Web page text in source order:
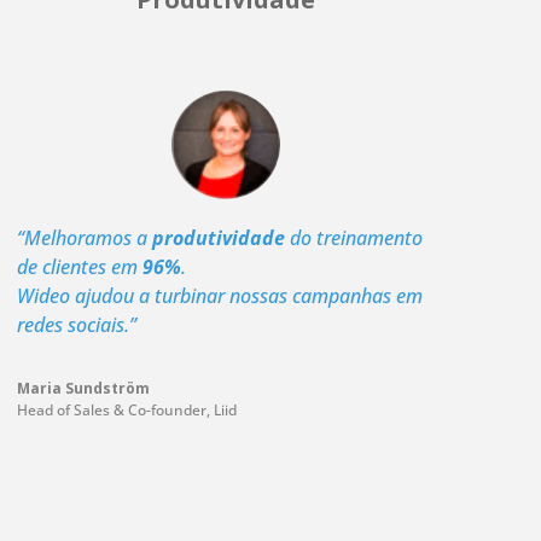
“Melhoramos aprodutividadedo treinamento
de clientes em96%.
Wideo ajudou a turbinar nossas campanhas em
redes sociais.”
Maria Sundström
Head of Sales & Co-founder, Liid